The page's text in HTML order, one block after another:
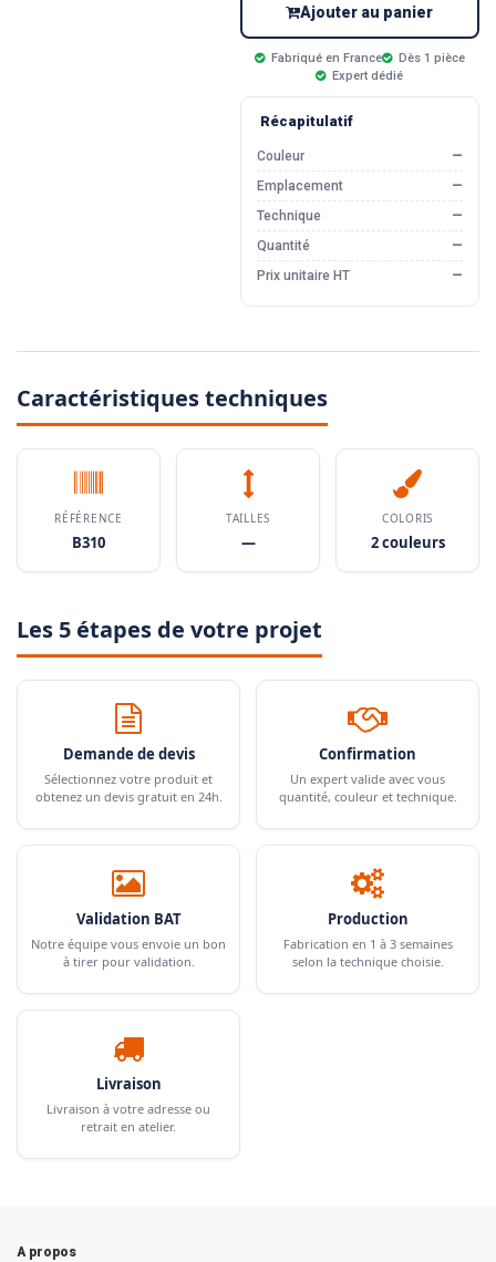
Ajouter au panier
Fabriqué en France
Dès 1 pièce
Expert dédié
Récapitulatif
Couleur
—
Emplacement
—
Technique
—
Quantité
—
Prix unitaire HT
—
Caractéristiques techniques
RÉFÉRENCE
B310
TAILLES
—
COLORIS
2 couleurs
Les 5 étapes de votre projet
Demande de devis
Sélectionnez votre produit et
obtenez un devis gratuit en 24h.
Confirmation
Un expert valide avec vous
quantité, couleur et technique.
Validation BAT
Notre équipe vous envoie un bon
à tirer pour validation.
Production
Fabrication en 1 à 3 semaines
selon la technique choisie.
Livraison
Livraison à votre adresse ou
retrait en atelier.
A propos